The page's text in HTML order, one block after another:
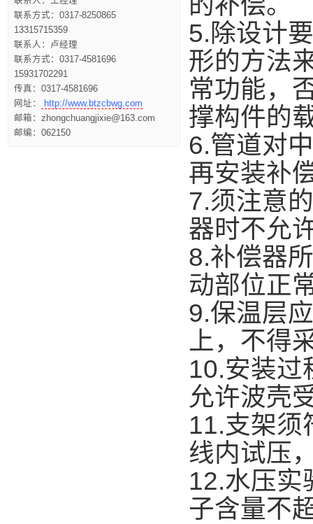
5.除设计
形的方法
常功能，
撑构件的
6.管道对
再安装补
7.须注意
器时不允
8.补偿器
动部位正
9.保温层
上，不得
10.安装过
允许波壳
11.支架须
线内试压
12.水压实
子含量不
联系方式：0317-8250865
13315715359
联系人：卢经理
联系方式：0317-4581696
15931702291
传真：0317-4581696
网址：
http://www.btzcbwg.com
邮箱：zhongchuangjixie@163.com
邮编：062150